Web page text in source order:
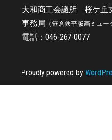
大和商工会議所 桜ケ丘
事務局 （笹倉鉄平版画ミュー
電話：046-267-0077
Proudly powered by